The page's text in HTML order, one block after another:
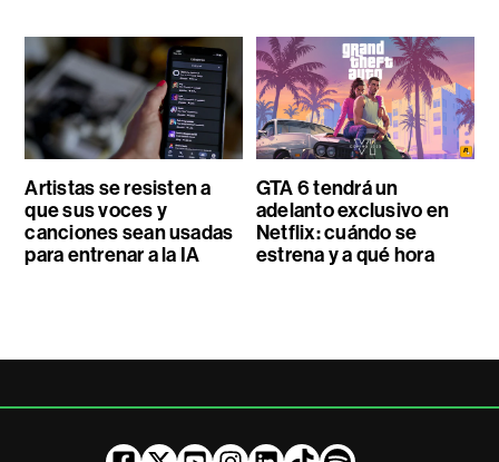
Artistas se resisten a
que sus voces y
canciones sean usadas
para entrenar a la IA
GTA 6 tendrá un
adelanto exclusivo en
Netflix: cuándo se
estrena y a qué hora